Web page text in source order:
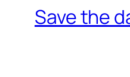
Save the